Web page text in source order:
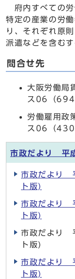
府内すべての労
特定の産業の労
り、それぞれ原
派遣などを含む
問合せ先
大阪労働
ス06（
労働雇用
ス06（
市政だより 平
市政だより
ト版)
市政だより
ト版)
市政だより
ト版)
市政だより
ト版)